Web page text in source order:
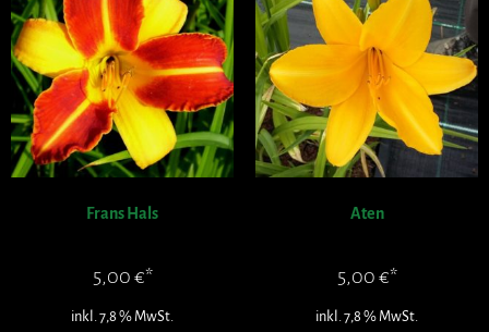
Frans Hals
5,00 €
inkl. 7,8 % MwSt.
Aten
5,00 €
inkl. 7,8 % MwSt.